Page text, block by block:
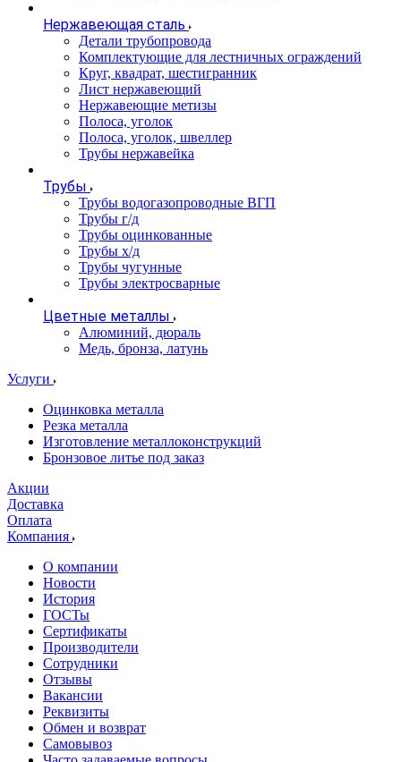
Нержавеющая сталь
Детали трубопровода
Комплектующие для лестничных ограждений
Круг, квадрат, шестигранник
Лист нержавеющий
Нержавеющие метизы
Полоса, уголок
Полоса, уголок, швеллер
Трубы нержавейка
Трубы
Трубы водогазопроводные ВГП
Трубы г/д
Трубы оцинкованные
Трубы х/д
Трубы чугунные
Трубы электросварные
Цветные металлы
Алюминий, дюраль
Медь, бронза, латунь
Услуги
Оцинковка металла
Резка металла
Изготовление металлоконструкций
Бронзовое литье под заказ
Акции
Доставка
Оплата
Компания
О компании
Новости
История
ГОСТы
Сертификаты
Производители
Сотрудники
Отзывы
Вакансии
Реквизиты
Обмен и возврат
Самовывоз